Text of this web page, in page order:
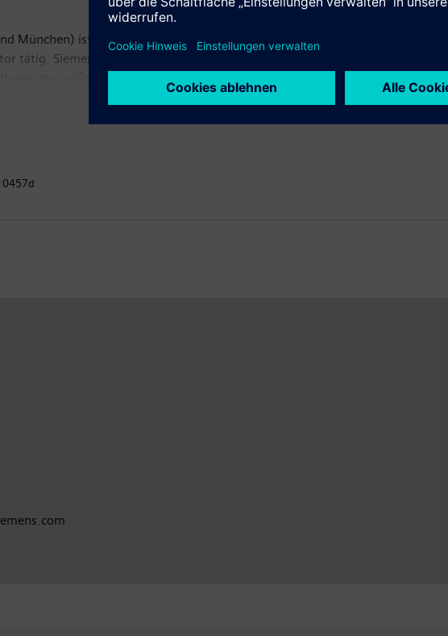
München) ist ein weltweit führendes Unternehmen der Elektronik und
tätig. Siemens steht seit über 160 Jahren für technische
Insgesamt erzielte Siemens im vergangenen Geschäftsjahr, das am 30.